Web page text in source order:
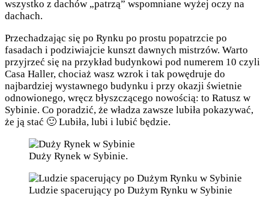
wszystko z dachów „patrzą” wspomniane wyżej oczy na
dachach.
Przechadzając się po Rynku po prostu popatrzcie po
fasadach i podziwiajcie kunszt dawnych mistrzów. Warto
przyjrzeć się na przykład budynkowi pod numerem 10 czyli
Casa Haller, chociaż wasz wzrok i tak powędruje do
najbardziej wystawnego budynku i przy okazji świetnie
odnowionego, wręcz błyszczącego nowością: to Ratusz w
Sybinie. Co poradzić, że władza zawsze lubiła pokazywać,
że ją stać 🙂 Lubiła, lubi i lubić będzie.
Duży Rynek w Sybinie.
Ludzie spacerujący po Dużym Rynku w Sybinie